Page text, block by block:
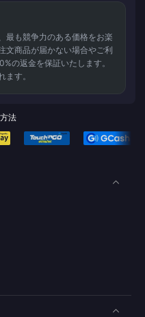
最も競争力のある価格をお楽
文商品が届かない場合やご利
の返金を保証いたします。
ます。
法